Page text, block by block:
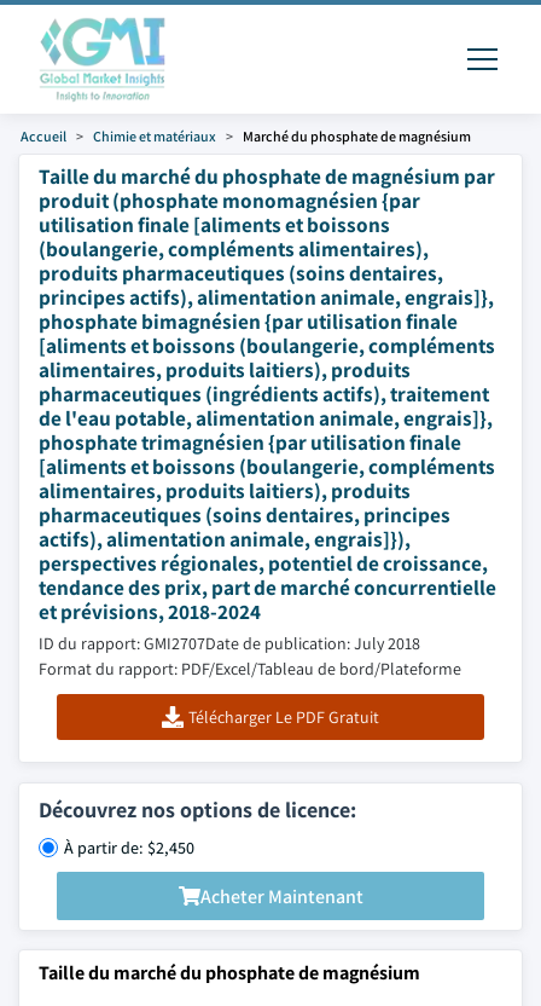
Accueil Chimie et matériaux Marché du phosphate de magnésium
Taille du marché du phosphate de magnésium par
produit (phosphate monomagnésien {par
utilisation finale [aliments et boissons
(boulangerie, compléments alimentaires),
produits pharmaceutiques (soins dentaires,
principes actifs), alimentation animale, engrais]},
phosphate bimagnésien {par utilisation finale
[aliments et boissons (boulangerie, compléments
alimentaires, produits laitiers), produits
pharmaceutiques (ingrédients actifs), traitement
de l'eau potable, alimentation animale, engrais]},
phosphate trimagnésien {par utilisation finale
[aliments et boissons (boulangerie, compléments
alimentaires, produits laitiers), produits
pharmaceutiques (soins dentaires, principes
actifs), alimentation animale, engrais]}),
perspectives régionales, potentiel de croissance,
tendance des prix, part de marché concurrentielle
et prévisions, 2018-2024
ID du rapport: GMI2707Date de publication: July 2018
Format du rapport: PDF/Excel/Tableau de bord/Plateforme
Télécharger Le PDF Gratuit
Découvrez nos options de licence:
À partir de: $2,450
Acheter Maintenant
Taille du marché du phosphate de magnésium